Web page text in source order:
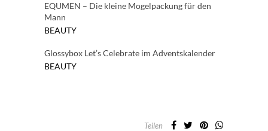
EQUMEN – Die kleine Mogelpackung für den
Mann
BEAUTY
Glossybox Let’s Celebrate im Adventskalender
BEAUTY
Teilen